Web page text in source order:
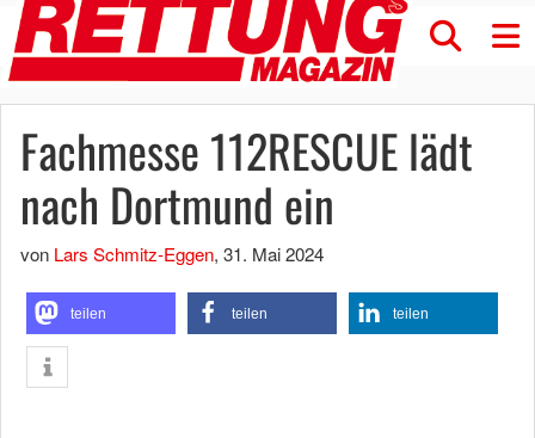
Fachmesse 112RESCUE lädt
nach Dortmund ein
von Lars Schmitz-Eggen, 31. Mai 2024
teilen teilen teilen